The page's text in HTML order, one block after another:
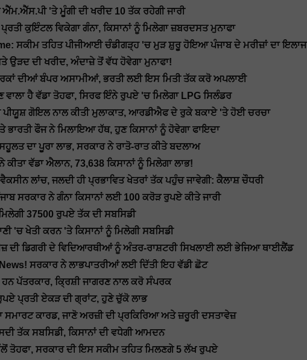
ਐੱਮ.ਐੱਸ.ਪੀ 'ਤੇ ਮੂੰਗੀ ਦੀ ਖਰੀਦ 10 ਤੱਕ ਰਹੇਗੀ ਜਾਰੀ
ਕੁਇੰਟਲ ਵਿਕੇਗਾ ਗੰਨਾ, ਕਿਸਾਨਾਂ ਨੂੰ ਮਿਲੇਗਾ ਜ਼ਬਰਦਸਤ ਮੁਨਾਫਾ
ਸਕੀਮ ਤਹਿਤ ਪੀਜੀਆਈ ਚੰਡੀਗੜ੍ਹ 'ਚ ਮੁੜ ਸ਼ੁਰੂ ਹੋਇਆ ਪੰਜਾਬ ਦੇ ਮਰੀਜ਼ਾਂ ਦਾ ਇਲਾਜ
ਉੜਦ ਦੀ ਖਰੀਦ, ਅੰਦਾਜ਼ੇ ਤੋਂ ਵੱਧ ਹੋਵੇਗਾ ਮੁਨਾਫਾ!
ਦੀਆਂ ਬੰਪਰ ਅਸਾਮੀਆਂ, ਭਰਤੀ ਲਈ ਇਸ ਮਿਤੀ ਤੱਕ ਕਰੋ ਅਪਲਾਈ
ਵਾਲਾ ਹੈ ਵੱਡਾ ਤੋਹਫਾ, ਸਿਰਫ ਇੰਨੇ ਰੁਪਏ 'ਚ ਮਿਲੇਗਾ LPG ਸਿਲੰਡਰ
ਪੀਯੂਸ਼ ਗੋਇਲ ਨਾਲ ਕੀਤੀ ਮੁਲਾਕਾਤ, ਆਰਡੀਐਫ ਦੇ ਰੁਕੇ ਬਕਾਏ 'ਤੇ ਹੋਈ ਚਰਚਾ
ਫੌਜ ਨੇ ਮਿਲਾਇਆ ਹੱਥ, ਹੁਣ ਕਿਸਾਨਾਂ ਨੂੰ ਹੋਵੇਗਾ ਫਾਇਦਾ
ਦਾ ਪੂਰਾ ਲਾਭ, ਸਰਕਾਰ ਨੇ ਰਾਤੋ-ਰਾਤ ਕੀਤੇ ਬਦਲਾਅ
ਵੱਡਾ ਐਲਾਨ, 73,638 ਕਿਸਾਨਾਂ ਨੂੰ ਮਿਲੇਗਾ ਲਾਭ!
ਲਾਂਚ, ਜਲਦੀ ਹੀ ਪ੍ਰਭਾਵਿਤ ਖੇਤਰਾਂ ਤੱਕ ਪਹੁੰਚ ਜਾਵੇਗੀ: ਕੈਲਾਸ਼ ਚੌਧਰੀ
ਸਰਕਾਰ ਨੇ ਗੰਨਾ ਕਿਸਾਨਾਂ ਲਈ 100 ਕਰੋੜ ਰੁਪਏ ਕੀਤੇ ਜਾਰੀ
37500 ਰੁਪਏ ਤੱਕ ਦੀ ਸਬਸਿਡੀ
'ਚ ਖੇਤੀ ਕਰਨ 'ਤੇ ਕਿਸਾਨਾਂ ਨੂੰ ਮਿਲੇਗੀ ਸਬਸਿਡੀ
ਦੀ ਡਿਗਰੀ ਦੇ ਵਿਦਿਆਰਥੀਆਂ ਨੂੰ ਅੰਤਰ-ਰਾਸ਼ਟਰੀ ਸਿਖਲਾਈ ਲਈ ਭੇਜਿਆ ਥਾਈਲੈਂਡ
ਸਰਕਾਰ ਨੇ ਲਾਭਪਾਤਰੀਆਂ ਲਈ ਦਿੱਤੀ ਇਹ ਵੱਡੀ ਛੋਟ
ਪੱਤਰਕਾਰ, ਕ੍ਰਿਸ਼ੀ ਜਾਗਰਣ ਨਾਲ ਕਰੋ ਸੰਪਰਕ
ਪ੍ਰਤੀ ਏਕੜ ਦੀ ਗ੍ਰਾਂਟ, ਹੁਣੇ ਚੁੱਕੋ ਲਾਭ
ਸਮਾਰਟ ਕਾਰਡ, ਜਾਣੋ ਅਰਜ਼ੀ ਦੀ ਪ੍ਰਕਿਰਿਆ ਅਤੇ ਜ਼ਰੂਰੀ ਦਸਤਾਵੇਜ਼
ਤੱਕ ਸਬਸਿਡੀ, ਕਿਸਾਨਾਂ ਦੀ ਵਧੇਗੀ ਆਮਦਨ
ਤੋਹਫਾ, ਸਰਕਾਰ ਦੀ ਇਸ ਸਕੀਮ ਤਹਿਤ ਮਿਲਣਗੇ 5 ਲੱਖ ਰੁਪਏ